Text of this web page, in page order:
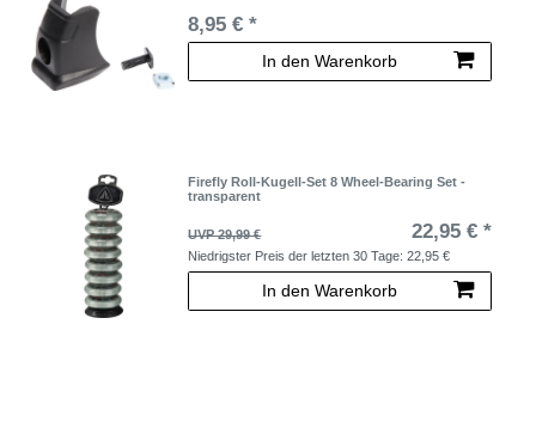
8,95 € *
In den Warenkorb
Firefly Roll-Kugell-Set 8 Wheel-Bearing Set -
transparent
UVP 29,99 € 22,95 € *
Niedrigster Preis der letzten 30 Tage:22,95 €
In den Warenkorb